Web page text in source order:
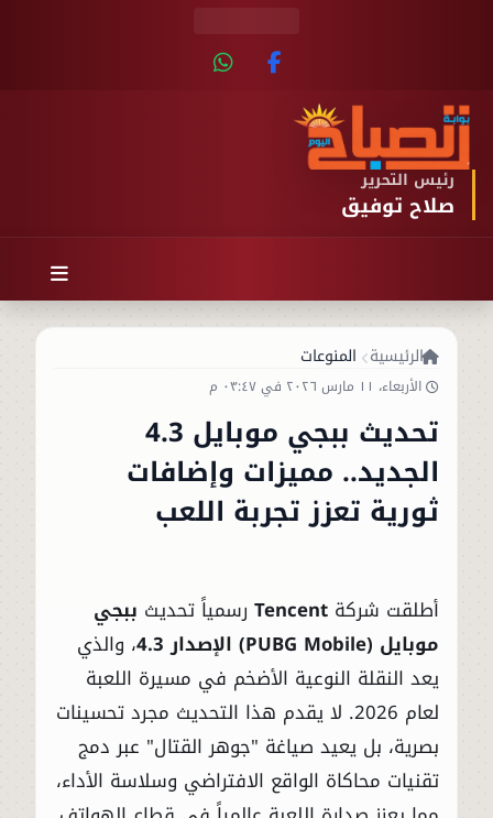
رئيس التحرير
صلاح توفيق
الرئيسية المنوعات
الأربعاء، ١١ مارس ٢٠٢٦ في ٠٣:٤٧ م
تحديث ببجي موبايل 4.3
الجديد.. مميزات وإضافات
ثورية تعزز تجربة اللعب
أطلقت شركة Tencent رسمياً تحديث ببجي
موبايل (PUBG Mobile) الإصدار 4.3
، والذي
يعد النقلة النوعية الأضخم في مسيرة اللعبة
لعام 2026. لا يقدم هذا التحديث مجرد تحسينات
بصرية، بل يعيد صياغة "جوهر القتال" عبر دمج
تقنيات محاكاة الواقع الافتراضي وسلاسة الأداء،